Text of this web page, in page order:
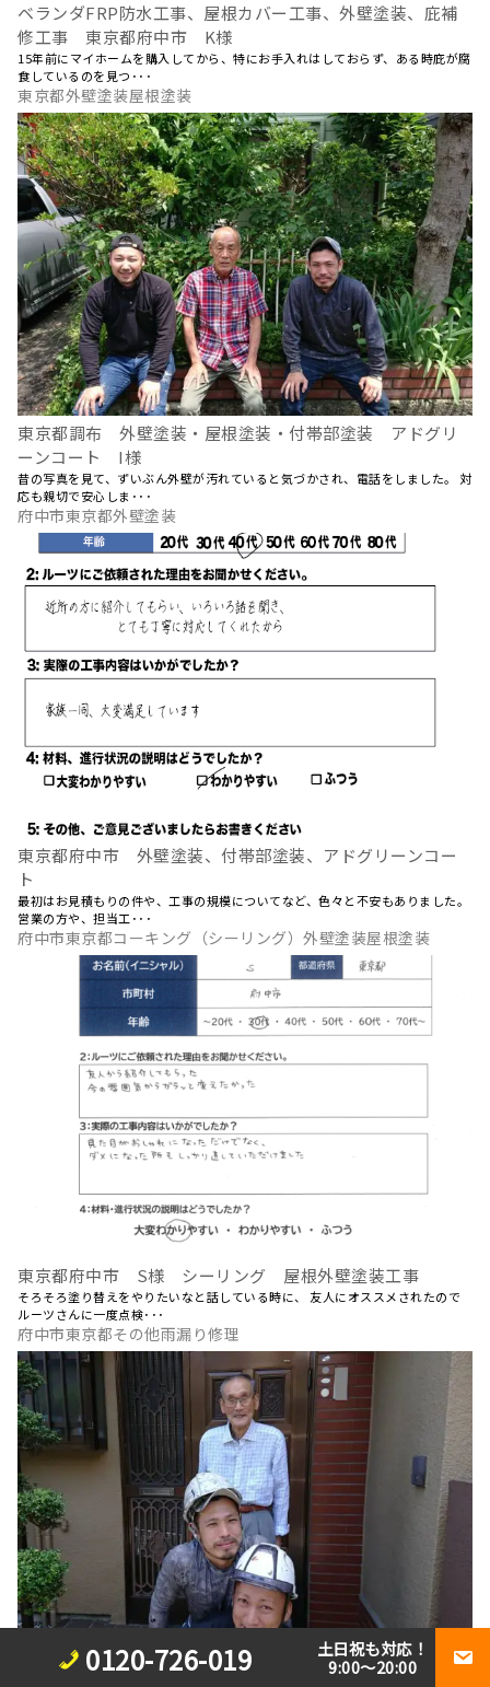
ベランダFRP防水工事、屋根カバー工事、外壁塗装、庇補
修工事 東京都府中市 K様
15年前にマイホームを購入してから、特にお手入れはしておらず、ある時庇が腐
食しているのを見つ･･･
東京都外壁塗装屋根塗装
東京都調布 外壁塗装・屋根塗装・付帯部塗装 アドグリ
ーンコート I様
昔の写真を見て、ずいぶん外壁が汚れていると気づかされ、電話をしました。 対
応も親切で安心しま･･･
府中市東京都外壁塗装
東京都府中市 外壁塗装、付帯部塗装、アドグリーンコー
ト
最初はお見積もりの件や、工事の規模についてなど、色々と不安もありました。
営業の方や、担当工･･･
府中市東京都コーキング（シーリング）外壁塗装屋根塗装
東京都府中市 S様 シーリング 屋根外壁塗装工事
そろそろ塗り替えをやりたいなと話している時に、 友人にオススメされたので
ルーツさんに一度点検･･･
府中市東京都その他雨漏り修理
屋根葺き替え工事 瓦屋根から金属屋根へ 雨漏り修理
0120-726-019
土日祝も対応！
9:00～20:00